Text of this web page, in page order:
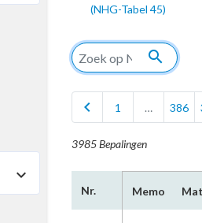
(NHG-Tabel 45)
search
chevron_left 1 … 386
3985 Bepalingen
Nr. Memo